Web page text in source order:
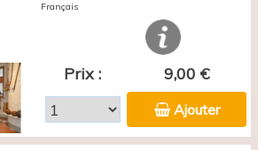
Français
Prix : 9,00 €
Ajouter